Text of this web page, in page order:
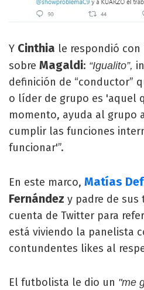
Y Cinthia le respondió
sobre Magaldi: “Igualito”,
definición de “conductor”
o líder de grupo es 'aquel
momento, ayuda al grupo
cumplir las funciones
funcionar'”.
En este marco, Matías
Fernández y padre de sus
cuenta de Twitter para
está viviendo la panelista
contundentes likes al
El futbolista le dio un "me